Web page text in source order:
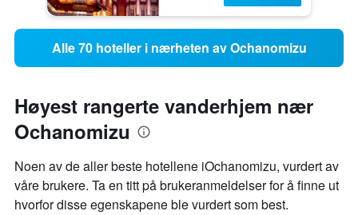
Alle 70 hoteller i nærheten av Ochanomizu
Høyest rangerte vanderhjem nær
Ochanomizu
Noen av de aller beste hotellene iOchanomizu, vurdert av
våre brukere. Ta en titt på brukeranmeldelser for å finne ut
hvorfor disse egenskapene ble vurdert som best.